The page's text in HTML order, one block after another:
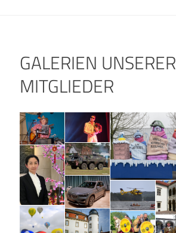
GALERIEN UNSERER
MITGLIEDER